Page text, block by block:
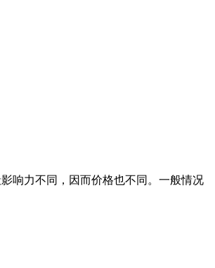
响力不同，因而价格也不同。一般情况